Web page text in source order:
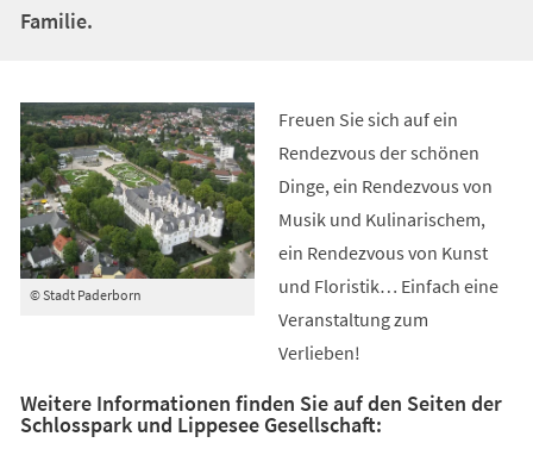
Familie.
© Stadt Paderborn
Freuen Sie sich auf ein
Rendezvous der schönen
Dinge, ein Rendezvous von
Musik und Kulinarischem,
ein Rendezvous von Kunst
und Floristik… Einfach eine
Veranstaltung zum
Verlieben!
Weitere Informationen finden Sie auf den Seiten der
Schlosspark und Lippesee Gesellschaft: